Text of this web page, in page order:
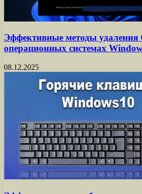
Эффективные методы удаления
операционных системах
08.12.2025